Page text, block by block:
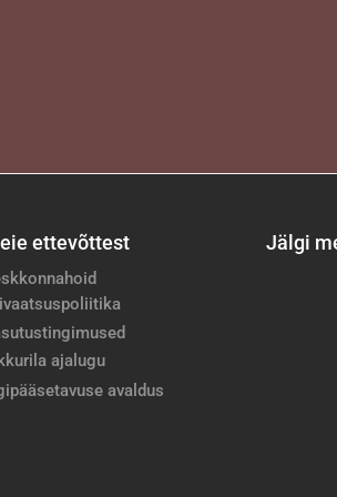
ettevõttest
ajalugu
avaldus
Jälgi